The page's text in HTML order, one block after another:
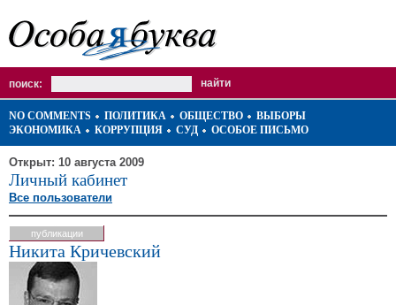
поиск:
NO COMMENTS ПОЛИТИКА ОБЩЕСТВО
ВЫБОРЫ
ЭКОНОМИКА
КОРРУПЦИЯ СУД ОСОБОЕ ПИСЬМО
Открыт: 10 августа 2009
Личный кабинет
Все пользователи
публикации
Никита Кричевский